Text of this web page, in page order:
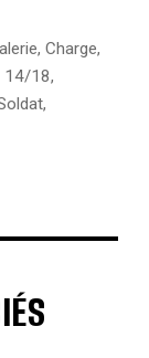
, Charge,
14/18,
,